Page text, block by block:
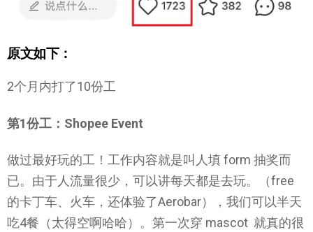
原文如下：
2个月内打了10份工
第1份工：Shopee Event
做过最好玩的工！工作内容就是叫人填 form 抽奖而
已。由于人流量很少，可以讲每天都是去玩。（free
的卡丁车、火车，还体验了Aerobar），我们可以半天
吃4餐（太得空啊哈哈）。第一次穿 mascot 就真的很